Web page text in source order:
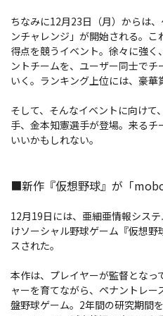
ちなみに12月23日（月）からは
ンチャレンジ」が開始される。
得点を競うイベント。徐々に強
ントチームを、ユーザー同士で
いく。ランキング上位には、豪華
そして、そんなイベントに向け
手、金本知憲選手が登場。来るチ
いいかもしれない。
■新作『仮想野球』が「
12月19日には、亜細亜情報シス
けソーシャル野球ゲーム『仮想
スされた。
本作は、プレイヤーが監督となっ
ャーを育てながら、ペナントレ
盤野球ゲーム。2年間の研究期間